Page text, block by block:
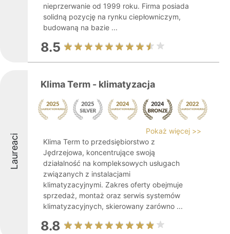
nieprzerwanie od 1999 roku. Firma posiada
solidną pozycję na rynku ciepłowniczym,
budowaną na bazie ...
8.5
Laureaci
Klima Term - klimatyzacja
Pokaż więcej >>
Klima Term to przedsiębiorstwo z
Jędrzejowa, koncentrujące swoją
działalność na kompleksowych usługach
związanych z instalacjami
klimatyzacyjnymi. Zakres oferty obejmuje
sprzedaż, montaż oraz serwis systemów
klimatyzacyjnych, skierowany zarówno ...
8.8